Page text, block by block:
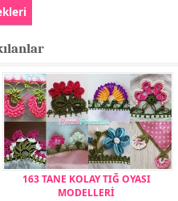
163 TANE KOLAY TIĞ OYASI
MODELLERİ